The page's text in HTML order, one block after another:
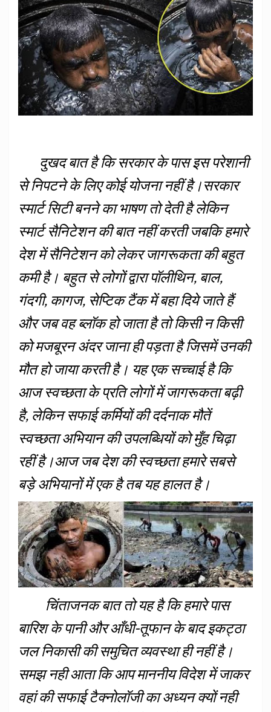
दुखद बात है कि सरकार के पास इस परेशानी
से निपटने के लिए कोई योजना नहीं है।सरकार
स्मार्ट सिटी बनने का भाषण तो देती है लेकिन
स्मार्ट सैनिटेशन की बात नहीं करती जबकि हमारे
देश में सैनिटेशन को लेकर जागरूकता की बहुत
कमी है। बहुत से लोगों द्वारा पॉलीथिन, बाल,
गंदगी, कागज, सेप्टिक टैंक में बहा दिये जाते हैं
और जब वह ब्लॉक हो जाता है तो किसी न किसी
को मजबूरन अंदर जाना ही पड़ता है जिसमें उनकी
मौत हो जाया करती है। यह एक सच्चाई है कि
आज स्वच्छता के प्रति लोगों में जागरूकता बढ़ी
है, लेकिन सफाई कर्मियों की दर्दनाक मौतें
स्वच्छता अभियान की उपलब्धियों को मुँह चिढ़ा
रहीं है।आज जब देश की स्वच्छता हमारे सबसे
बड़े अभियानों मेंं एक है तब यह हालत है।
चिंताजनक बात तो यह है कि हमारे पास
बारिश के पानी और आँधी-तूफान के बाद इकट्ठा
जल निकासी की समुचित व्यवस्था ही नहीं है।
समझ नही आता कि आप माननीय विदेश में जाकर
वहां की सफाई टैक्नोलॉजी का अध्यन क्यों नही